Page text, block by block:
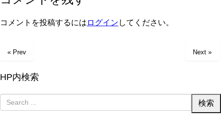
コメントを投稿するには ログイン してください。
« Prev Next »
HP内検索